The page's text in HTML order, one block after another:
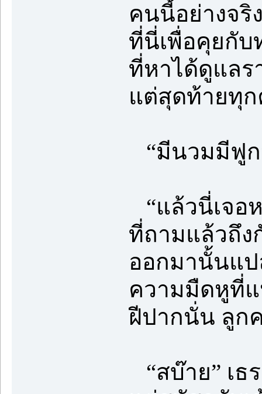
คนนี้อย่างจริ
ที่นี่เพื่อคุยกับ
ที่หาได้ดูแลร
แต่สุดท้ายทุก
“มีนวมมีฟูก
“แล้วนี่เจอ
ที่ถามแล้วถึ
ออกมานั้นแป
ความมืดหูที่
ฝีปากนั่น ลูก
“สบ๊าย” เ